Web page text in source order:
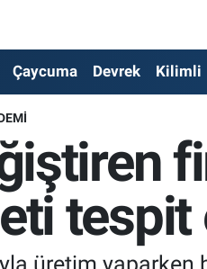
Çaycuma Devrek Kilimli
tespit